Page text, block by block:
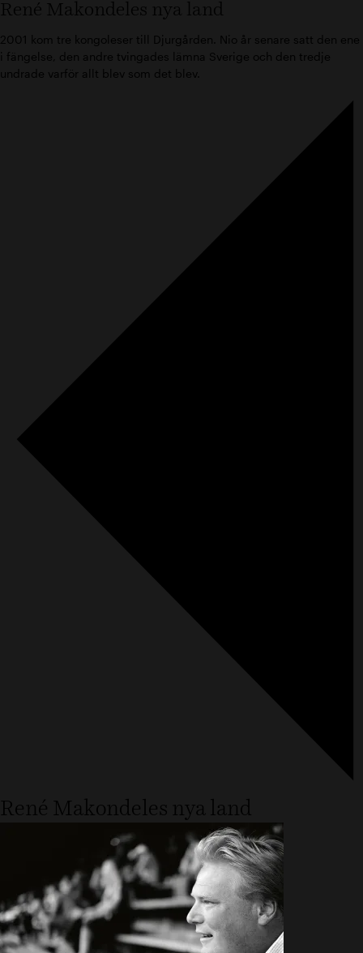
René Makondeles nya land
2001 kom tre kongoleser till Djurgården. Nio år senare satt den ene
i fängelse, den andre tvingades lämna Sverige och den tredje
undrade varför allt blev som det blev.
René Makondeles nya land